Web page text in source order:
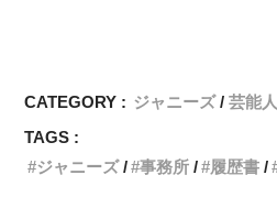
CATEGORY : ジャニーズ
芸能人
TAGS :
ジャニーズ
事務所 履歴書